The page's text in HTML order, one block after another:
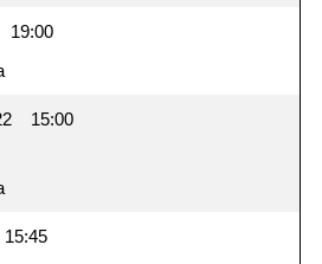
19:00
15:00
15:45